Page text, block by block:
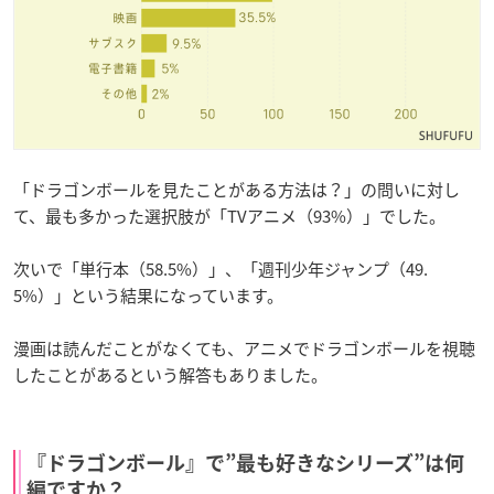
「ドラゴンボールを見たことがある方法は？」の問いに対し
て、最も多かった選択肢が「TVアニメ（93%）」でした。
次いで「単行本（58.5%）」、「週刊少年ジャンプ（49.
5%）」という結果になっています。
漫画は読んだことがなくても、アニメでドラゴンボールを視聴
したことがあるという解答もありました。
『ドラゴンボール』で”最も好きなシリーズ”は何
編ですか？